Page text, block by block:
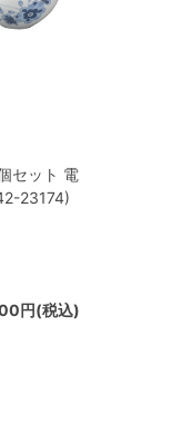
セット 電
23174)
円(税込)